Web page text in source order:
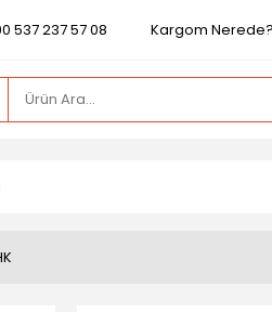
537 237 57 08 Kargom Nerede?